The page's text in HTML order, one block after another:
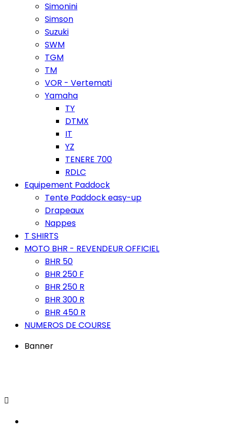
Simonini
Simson
Suzuki
SWM
TGM
TM
VOR - Vertemati
Yamaha
TY
DTMX
IT
YZ
TENERE 700
RDLC
Equipement Paddock
Tente Paddock easy-up
Drapeaux
Nappes
T SHIRTS
MOTO BHR - REVENDEUR OFFICIEL
BHR 50
BHR 250 F
BHR 250 R
BHR 300 R
BHR 450 R
NUMEROS DE COURSE
Banner
